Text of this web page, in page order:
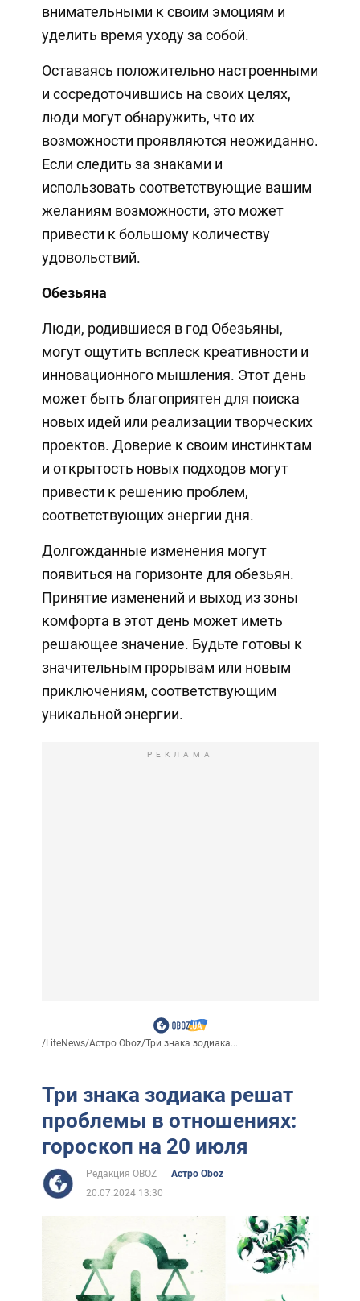
внимательными к своим эмоциям и
уделить время уходу за собой.
Оставаясь положительно настроенными
и сосредоточившись на своих целях,
люди могут обнаружить, что их
возможности проявляются неожиданно.
Если следить за знаками и
использовать соответствующие вашим
желаниям возможности, это может
привести к большому количеству
удовольствий.
Обезьяна
Люди, родившиеся в год Обезьяны,
могут ощутить всплеск креативности и
инновационного мышления. Этот день
может быть благоприятен для поиска
новых идей или реализации творческих
проектов. Доверие к своим инстинктам
и открытость новых подходов могут
привести к решению проблем,
соответствующих энергии дня.
Долгожданные изменения могут
появиться на горизонте для обезьян.
Принятие изменений и выход из зоны
комфорта в этот день может иметь
решающее значение. Будьте готовы к
значительным прорывам или новым
приключениям, соответствующим
уникальной энергии.
РЕКЛАМА
/LiteNews/Астро Oboz/Три знака зодиака...
Три знака зодиака решат
проблемы в отношениях:
гороскоп на 20 июля
Редакция OBOZ
Астро Oboz
20.07.2024 13:30